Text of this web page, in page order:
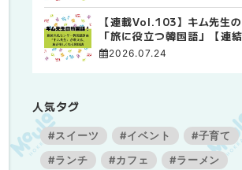
【連載Vol.103】キム先生の
「旅に役立つ韓国語」【連
尾について その3】
2026.07.24
人気タグ
#スイーツ #イベント
#子育て
#ランチ
#カフェ
#ラーメン